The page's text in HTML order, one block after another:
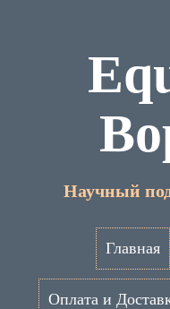
Научный
Главная
Оплата и